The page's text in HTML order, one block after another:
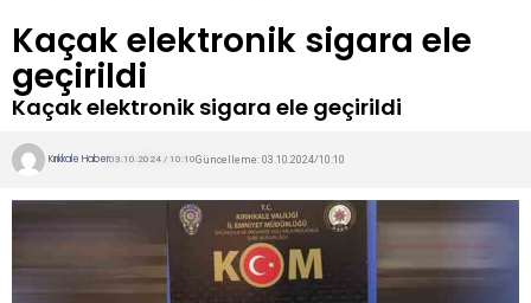
Kaçak elektronik sigara ele
geçirildi
Kaçak elektronik sigara ele geçirildi
Kırıkkale Haber03.10.2024 / 10:10Güncelleme: 03.10.2024/10:10